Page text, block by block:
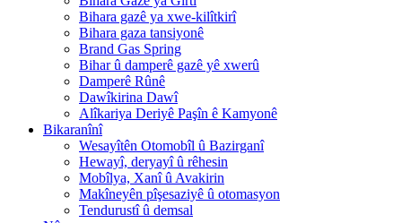
Bihara gazê ya xwe-kilîtkirî
Bihara gaza tansiyonê
Brand Gas Spring
Bihar û damperê gazê yê xwerû
Damperê Rûnê
Dawîkirina Dawî
Alîkariya Deriyê Paşîn ê Kamyonê
Bikaranînî
Wesayîtên Otomobîl û Bazirganî
Hewayî, deryayî û rêhesin
Mobîlya, Xanî û Avakirin
Makîneyên pîşesaziyê û otomasyon
Tendurustî û demsal